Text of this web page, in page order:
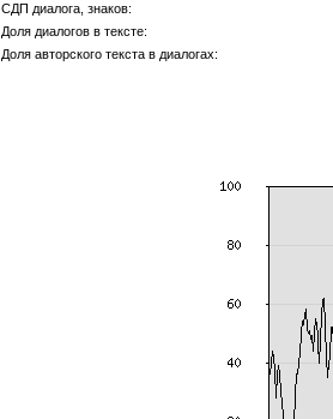
СДП диалога, знаков:
Доля диалогов в тексте:
Доля авторского текста в диалогах: